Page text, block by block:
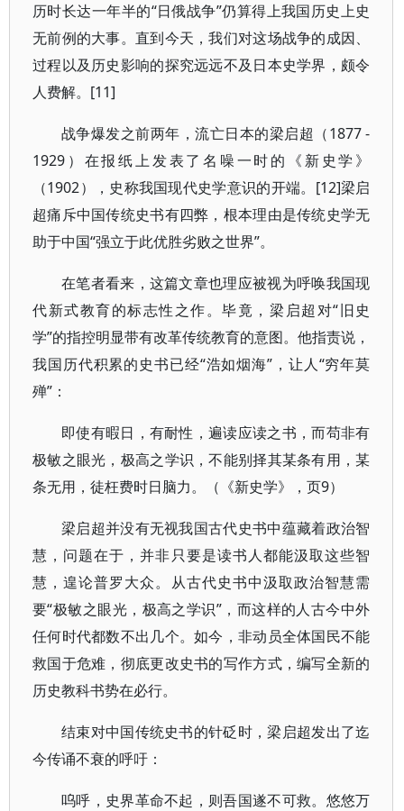
历时长达一年半的“日俄战争”仍算得上我国历史上史
无前例的大事。直到今天，我们对这场战争的成因、
过程以及历史影响的探究远远不及日本史学界，颇令
人费解。[11]
战争爆发之前两年，流亡日本的梁启超（1877 -
1929）在报纸上发表了名噪一时的《新史学》
（1902），史称我国现代史学意识的开端。[12]梁启
超痛斥中国传统史书有四弊，根本理由是传统史学无
助于中国“强立于此优胜劣败之世界”。
在笔者看来，这篇文章也理应被视为呼唤我国现
代新式教育的标志性之作。毕竟，梁启超对“旧史
学”的指控明显带有改革传统教育的意图。他指责说，
我国历代积累的史书已经“浩如烟海”，让人“穷年莫
殚”：
即使有暇日，有耐性，遍读应读之书，而苟非有
极敏之眼光，极高之学识，不能别择其某条有用，某
条无用，徒枉费时日脑力。（《新史学》，页9）
梁启超并没有无视我国古代史书中蕴藏着政治智
慧，问题在于，并非只要是读书人都能汲取这些智
慧，遑论普罗大众。从古代史书中汲取政治智慧需
要“极敏之眼光，极高之学识”，而这样的人古今中外
任何时代都数不出几个。如今，非动员全体国民不能
救国于危难，彻底更改史书的写作方式，编写全新的
历史教科书势在必行。
结束对中国传统史书的针砭时，梁启超发出了迄
今传诵不衰的呼吁：
呜呼，史界革命不起，则吾国遂不可救。悠悠万